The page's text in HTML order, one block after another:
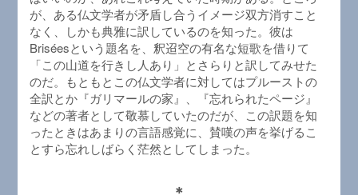
が、ある仏文学者が矛盾し合うイメージ双方消すこと
なく、しかも典雅に訳しているのを知った。彼は
Briséesという題名を、釈迢空の有名な短歌を借りて
「この山道を行きし人あり」とさらりと訳してみせた
のだ。もともとこの仏文学者に対してはプルーストの
全訳とか『ガリマールの家』、『忘れられたページ』
などの著者として敬慕していたのだが、この訳題を知
ったときはあまりの言語感覚に、賛嘆の声を挙げるこ
とすら忘れしばらく茫然としてしまった。